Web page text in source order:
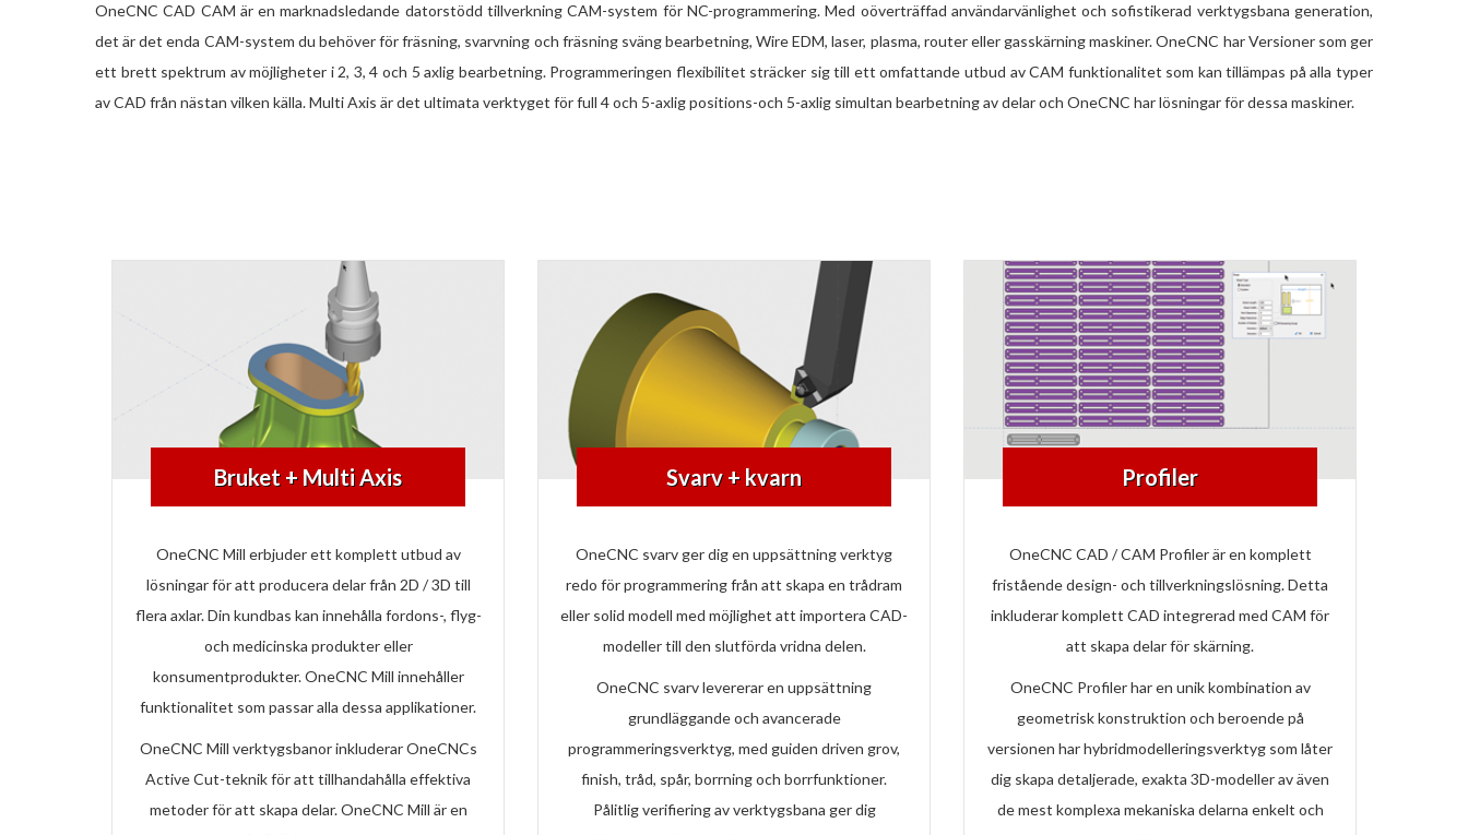
OneCNC CAD CAM är en marknadsledande datorstödd tillverkning CAM-system för NC-programmering. Med oöverträffad användarvänlighet och sofistikerad verktygsbana generation,
det är det enda CAM-system du behöver för fräsning, svarvning och fräsning sväng bearbetning, Wire EDM, laser, plasma, router eller gasskärning maskiner. OneCNC har Versioner som ger
ett brett spektrum av möjligheter i 2, 3, 4 och 5 axlig bearbetning. Programmeringen flexibilitet sträcker sig till ett omfattande utbud av CAM funktionalitet som kan tillämpas på alla typer
av CAD från nästan vilken källa. Multi Axis är det ultimata verktyget för full 4 och 5-axlig positions-och 5-axlig simultan bearbetning av delar och OneCNC har lösningar för dessa maskiner.
Bruket + Multi Axis
OneCNC Mill erbjuder ett komplett utbud av
lösningar för att producera delar från 2D / 3D till
flera axlar. Din kundbas kan innehålla fordons-, flyg-
och medicinska produkter eller
konsumentprodukter. OneCNC Mill innehåller
funktionalitet som passar alla dessa applikationer.
OneCNC Mill verktygsbanor inkluderar OneCNCs
Active Cut-teknik för att tillhandahålla effektiva
metoder för att skapa delar. OneCNC Mill är en
Svarv + kvarn
OneCNC svarv ger dig en uppsättning verktyg
redo för programmering från att skapa en trådram
eller solid modell med möjlighet att importera CAD-
modeller till den slutförda vridna delen.
OneCNC svarv levererar en uppsättning
grundläggande och avancerade
programmeringsverktyg, med guiden driven grov,
finish, tråd, spår, borrning och borrfunktioner.
Pålitlig verifiering av verktygsbana ger dig
Profiler
OneCNC CAD / CAM Profiler är en komplett
fristående design- och tillverkningslösning. Detta
inkluderar komplett CAD integrerad med CAM för
att skapa delar för skärning.
OneCNC Profiler har en unik kombination av
geometrisk konstruktion och beroende på
versionen har hybridmodelleringsverktyg som låter
dig skapa detaljerade, exakta 3D-modeller av även
de mest komplexa mekaniska delarna enkelt och